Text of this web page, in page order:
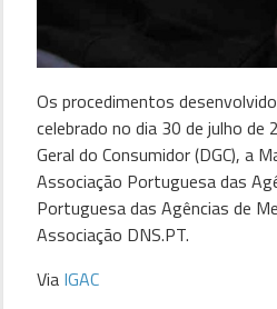
Os procedimentos
celebrado no dia 30 de julho
Geral do Consumidor (DGC), a
Associação Portuguesa das
Portuguesa das Agências de
Associação DNS.PT.
Via IGAC